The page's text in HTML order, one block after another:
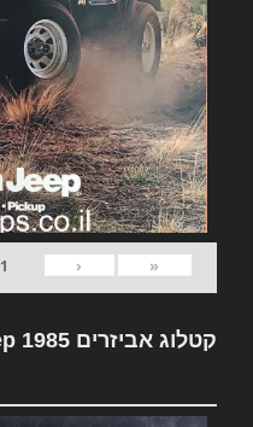
«
‹
1
קטלוג אביזרים Jeep 1985